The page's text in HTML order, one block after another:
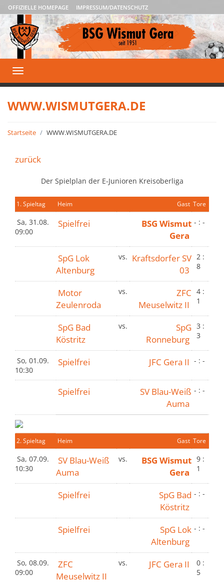
OFFIZIELLE HOMEPAGE IMPRESSUM/DATENSCHUTZ
Toggle
navigation
WWW.WISMUTGERA.DE
Startseite WWW.WISMUTGERA.DE
zurück
Der Spielplan der E-Junioren Kreisoberliga
1. Spieltag Heim Gast Tore
Sa, 31.08.
09:00
Spielfrei
BSG Wismut
Gera
- : -
SpG Lok
Altenburg
vs. Kraftsdorfer SV
03
2 :
8
Motor
Zeulenroda
vs.
ZFC
Meuselwitz II
4 :
1
SpG Bad
Köstritz
vs.
SpG
Ronneburg
3 :
3
So, 01.09.
10:30
Spielfrei JFC Gera II - : -
Spielfrei
SV Blau-Weiß
Auma
- : -
2. Spieltag Heim Gast Tore
Sa, 07.09.
10:30
SV Blau-Weiß
Auma
vs.
BSG Wismut
Gera
9 :
1
Spielfrei
SpG Bad
Köstritz
- : -
Spielfrei
SpG Lok
Altenburg
- : -
So, 08.09.
09:00
ZFC
Meuselwitz II
vs. JFC Gera II
0 :
5